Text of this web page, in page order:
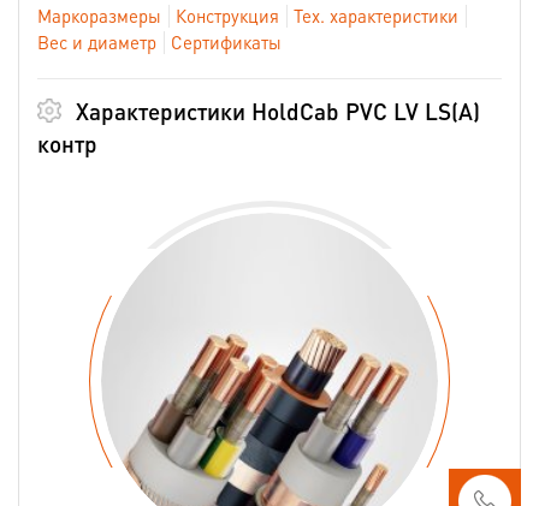
Маркоразмеры
Конструкция
Тех. характеристики
Вес и диаметр
Сертификаты
Характеристики HoldCab PVC LV LS(А)
контр